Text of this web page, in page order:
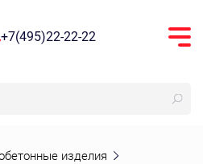
+7(495)22-22-22
изделия